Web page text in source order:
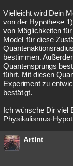
Vielleicht wird Dein
von der Hypothese
von Möglichkeiten
Modell für diese
bestimmen.
Quantensprungs
führt. Mit diesen
Experiment zu
bestätigt.
Ich wünsche Dir viel
Physikalismus-
ArtInt